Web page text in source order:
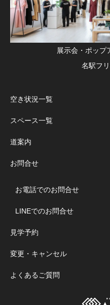
展示会・ポップ
名駅フ
空き状況一覧
スペース一覧
道案内
お問合せ
お電話でのお問合せ
LINEでのお問合せ
見学予約
変更・キャンセル
よくあるご質問